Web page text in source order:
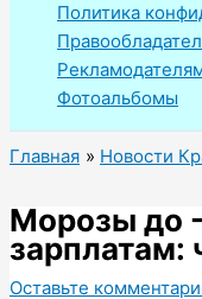
Политика
Фотоальбомы
Главная Новости
Морозы до
зарплатам:
Оставьте